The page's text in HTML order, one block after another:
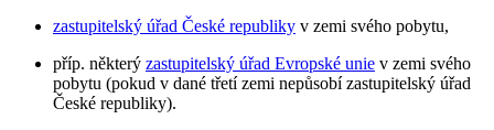
zastupitelský úřad České republiky v zemi svého pobytu,
příp. některý zastupitelský úřad Evropské unie v zemi svého
pobytu (pokud v dané třetí zemi nepůsobí zastupitelský úřad
České republiky).